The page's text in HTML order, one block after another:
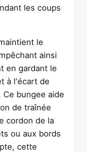
les coups
le
ainsi
en gardant le
à l'écart de
bungee aide
de traînée
cordon de la
ou aux bords
cette